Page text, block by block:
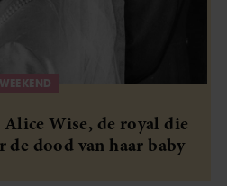
WEEKEND
Wise, de royal die
dood van haar baby